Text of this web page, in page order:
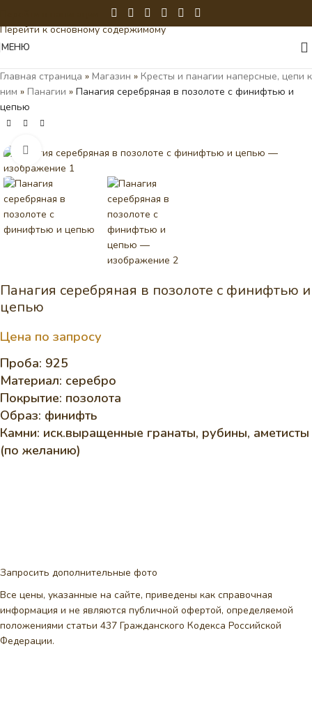
Перейти к основному содержимому
МЕНЮ
Главная страница » Магазин » Кресты и панагии наперсные, цепи к
ним » Панагии » Панагия серебряная в позолоте с финифтью и
цепью
Нажмите, чтобы увеличить
Панагия серебряная в позолоте с финифтью и
цепью
Цена по запросу
Проба: 925
Материал: серебро
Покрытие: позолота
Образ: финифть
Камни: иск.выращенные гранаты, рубины, аметисты
(по желанию)
Запросить дополнительные фото
Все цены, указанные на сайте, приведены как справочная
информация и не являются публичной офертой, определяемой
положениями статьи 437 Гражданского Кодекса Российской
Федерации.